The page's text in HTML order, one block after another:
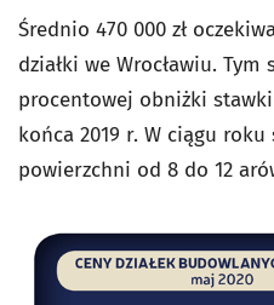
Średnio 470 000 zł
działki we Wrocławiu.
procentowej obniżki
końca 2019 r. W ciągu
powierzchni od 8 do 12